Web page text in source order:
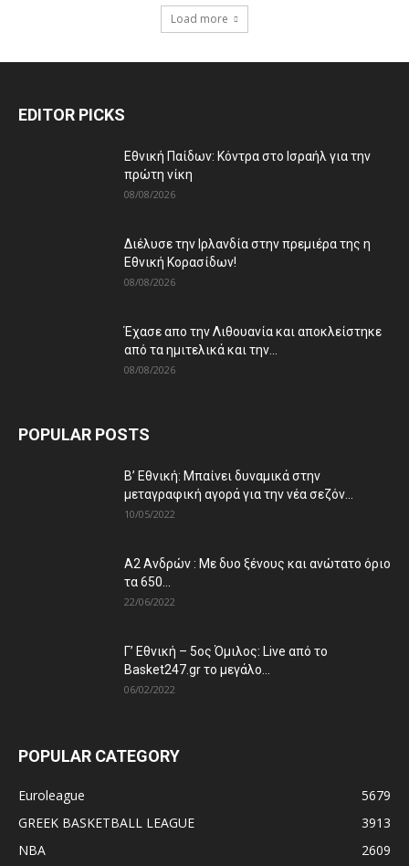
Load more
EDITOR PICKS
Εθνική Παίδων: Κόντρα στο Ισραήλ για την
πρώτη νίκη
08/08/2026
Διέλυσε την Ιρλανδία στην πρεμιέρα της η
Εθνική Κορασίδων!
08/08/2026
Έχασε απο την Λιθουανία και αποκλείστηκε
από τα ημιτελικά και την...
08/08/2026
POPULAR POSTS
Β’ Εθνική: Μπαίνει δυναμικά στην
μεταγραφική αγορά για την νέα σεζόν...
10/05/2022
Α2 Ανδρών : Με δυο ξένους και ανώτατο όριο
τα 650...
22/06/2022
Γ’ Εθνική – 5ος Όμιλος: Live από το
Basket247.gr το μεγάλο...
06/02/2022
POPULAR CATEGORY
Euroleague
5679
GREEK BASKETBALL LEAGUE
3913
NBA
2609